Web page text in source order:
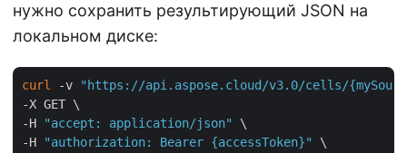
нужно сохранить результирующий JSON на
локальном диске:
curl -v
"https://api.aspose.cloud/v3.0/cells/
-X GET \
-H
"accept: application/json"
\
-H
"authorization: Bearer {accessToken}"
\